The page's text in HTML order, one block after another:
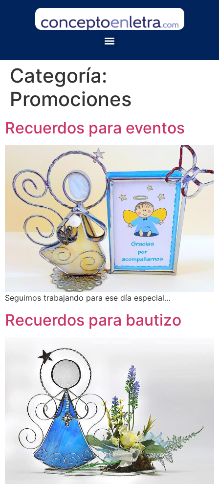
Categoría:
Promociones
Recuerdos para eventos
Seguimos trabajando para ese día especial…
Recuerdos para bautizo